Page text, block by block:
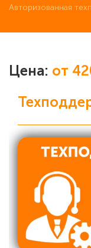
Авторизованная
Цена: от